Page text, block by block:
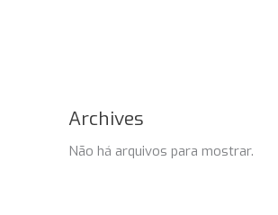
Archives
Não há arquivos para mostrar.